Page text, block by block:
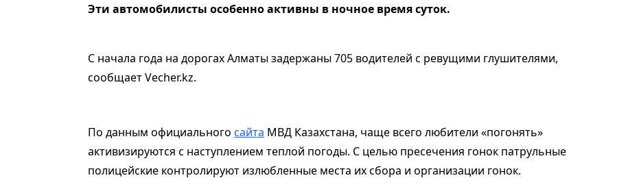
Эти автомобилисты особенно активны в ночное время суток.
С начала года на дорогах Алматы задержаны 705 водителей с ревущими глушителями,
сообщает Vecher.kz.
По данным официального сайта МВД Казахстана, чаще всего любители «погонять»
активизируются с наступлением теплой погоды. С целью пресечения гонок патрульные
полицейские контролируют излюбленные места их сбора и организации гонок.